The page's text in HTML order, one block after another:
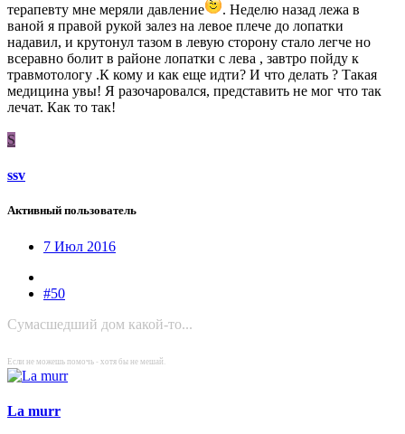
терапевту мне меряли давление
. Неделю назад лежа в
ваной я правой рукой залез на левое плече до лопатки
надавил, и крутонул тазом в левую сторону стало легче но
всеравно болит в районе лопатки с лева , завтро пойду к
травмотологу .К кому и как еще идти? И что делать ? Такая
медицина увы! Я разочаровался, представить не мог что так
лечат. Как то так!
S
ssv
Активный пользователь
7 Июл 2016
#50
Сумасшедший дом какой-то...
Если не можешь помочь - хотя бы не мешай.
La murr